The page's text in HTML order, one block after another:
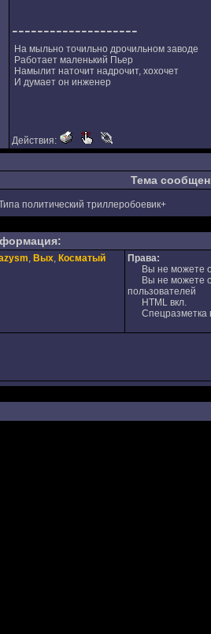
--------------------
На мыльно точильно дрочильном заводе
Работает маленький Пьер
Намылит наточит надрочит, хохочет
И думает он инженер
Действия:
Тема
политический триллеробоевик+
, Вых, Косматый
Права:
Вы не можете
Вы не можете
пользователей
HTML вкл.
Спецразметка